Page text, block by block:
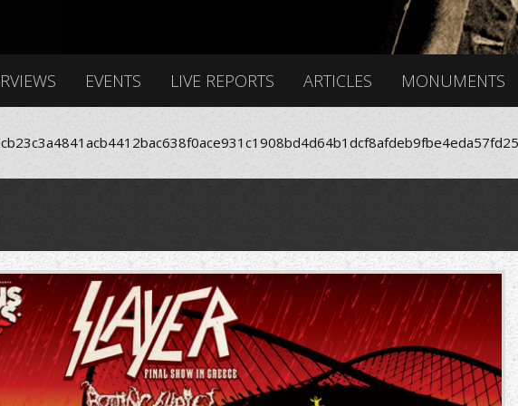
EVENTS LIVE REPORTS ARTICLES MONUMENTS